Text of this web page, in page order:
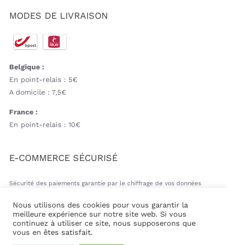
MODES DE LIVRAISON
Belgique :
En point-relais : 5€
A domicile : 7,5€
France :
En point-relais : 10€
E-COMMERCE SÉCURISÉ
Sécurité des paiements garantie par le chiffrage de vos données
Nous utilisons des cookies pour vous garantir la
meilleure expérience sur notre site web. Si vous
continuez à utiliser ce site, nous supposerons que
vous en êtes satisfait.